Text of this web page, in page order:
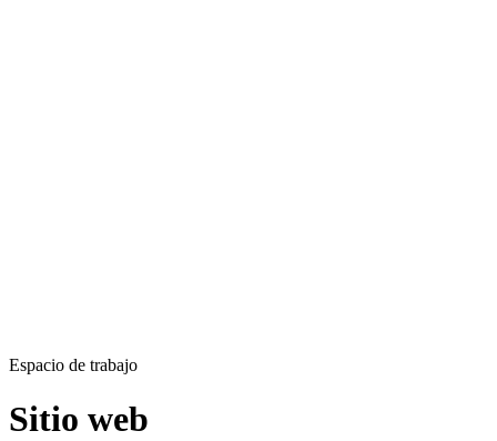
Espacio de trabajo
Sitio web